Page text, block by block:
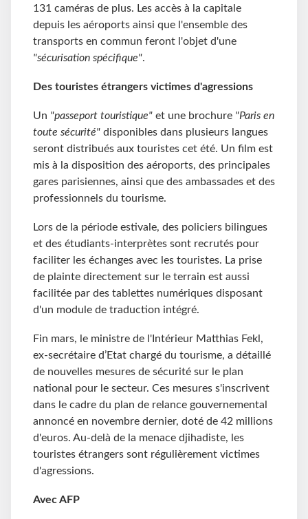
131 caméras de plus. Les accès à la capitale
depuis les aéroports ainsi que l'ensemble des
transports en commun feront l'objet d'une
"sécurisation spécifique".
Des touristes étrangers victimes d'agressions
Un "passeport touristique" et une brochure "Paris en
toute sécurité" disponibles dans plusieurs langues
seront distribués aux touristes cet été. Un film est
mis à la disposition des aéroports, des principales
gares parisiennes, ainsi que des ambassades et des
professionnels du tourisme.
Lors de la période estivale, des policiers bilingues
et des étudiants-interprètes sont recrutés pour
faciliter les échanges avec les touristes. La prise
de plainte directement sur le terrain est aussi
facilitée par des tablettes numériques disposant
d'un module de traduction intégré.
Fin mars, le ministre de l'Intérieur Matthias Fekl,
ex-secrétaire d’Etat chargé du tourisme, a détaillé
de nouvelles mesures de sécurité sur le plan
national pour le secteur. Ces mesures s'inscrivent
dans le cadre du plan de relance gouvernemental
annoncé en novembre dernier, doté de 42 millions
d'euros. Au-delà de la menace djihadiste, les
touristes étrangers sont régulièrement victimes
d'agressions.
Avec AFP